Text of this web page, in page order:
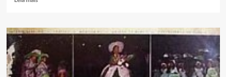
Bate-
papo
musical
sobre
a
Cartolinhas